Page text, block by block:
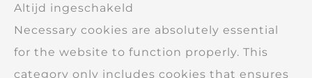
Altijd ingeschakeld
Necessary cookies are absolutely essential
for the website to function properly. This
category only includes cookies that ensures